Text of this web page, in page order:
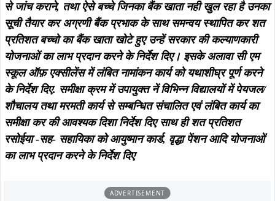
से जांच कराने, तथा ऐसे बच्चे जिनका बैंक खाता नही खुल रहा है उनका
सूची तैयार कर अग्रणी बैंक प्रभाक के साथ समन्वय स्थापित कर शत
प्रतिशत बच्चो का बैंक खाता खोटे हुए उन्हें सरकार की कल्याणकारी
योजनाओं का लाभ प्रदान करने के निर्देश दिए। इसके अलावा सी एम
स्कूल ऑफ़ एक्सीलेंस में लंबित नामांकन कार्य को यथाशीघ्र पूर्ण करने
के निर्देश दिए. समीक्षा क्रम में उपायुक्त नें विभिन्न विद्यालयों में पेयजल/
शौचालय तथा मरमती कार्य से सम्बन्धित संचालित एवं लंबित कार्य का
समीक्षा कर की आवश्यक दिशा निर्देश दिए साथ ही शत प्रतिशत
रसोईया -सह- सहायिका को आयुष्मान कार्ड, वृद्धा पेंशन आदि योजनाओं
का लाभ प्रदान करने के निर्देश दिए
ADVERTISEMENT